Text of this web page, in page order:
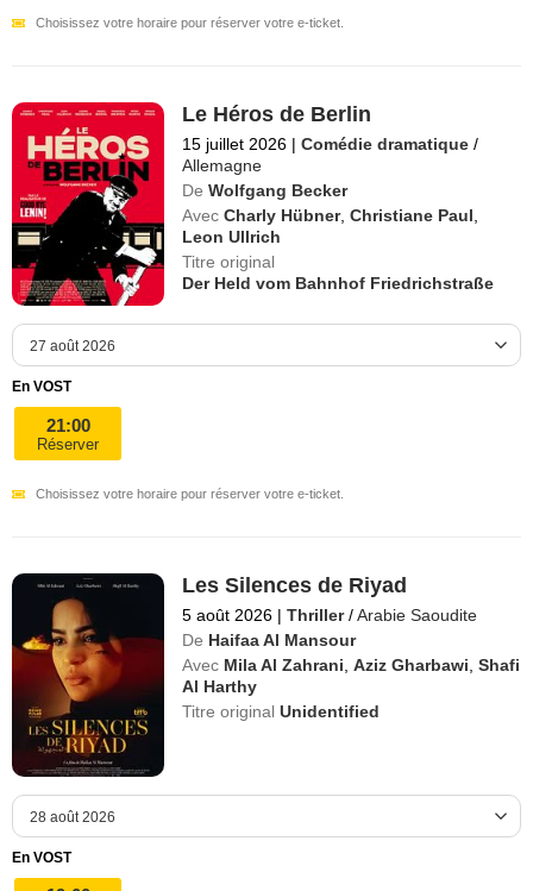
Choisissez votre horaire pour réserver votre e-ticket.
Le Héros de Berlin
15 juillet 2026 | Comédie dramatique /
Allemagne
De Wolfgang Becker
Avec Charly Hübner,Christiane Paul
Leon Ullrich
Titre original
Der Held vom Bahnhof Friedrichstraße
En VOST
21:00
Réserver
Choisissez votre horaire pour réserver votre e-ticket.
Les Silences de Riyad
5 août 2026 | Thriller / Arabie Saoudite
De Haifaa Al Mansour
Avec Mila Al Zahrani ,Aziz Gharbawi ,Shafi
Al Harthy
Titre originalUnidentified
En VOST